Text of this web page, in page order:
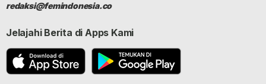
redaksi@femindonesia.co
Jelajahi Berita di Apps Kami